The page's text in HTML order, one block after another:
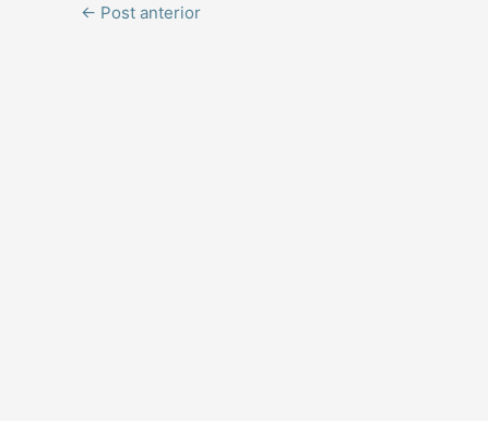
← Post anterior